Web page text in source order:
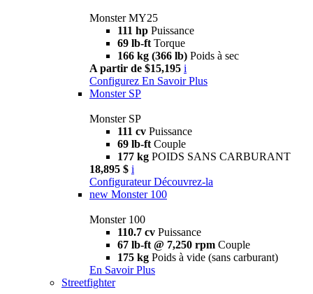
Monster MY25
111 hp Puissance
69 lb-ft Torque
166 kg (366 lb) Poids à sec
A partir de $15,195 i
Configurez En Savoir Plus
Monster SP
Monster SP
111 cv Puissance
69 lb-ft Couple
177 kg POIDS SANS CARBURANT
18,895 $ i
Configurateur Découvrez-la
new Monster 100
Monster 100
110.7 cv Puissance
67 lb-ft @ 7,250 rpm Couple
175 kg Poids à vide (sans carburant)
En Savoir Plus
Streetfighter